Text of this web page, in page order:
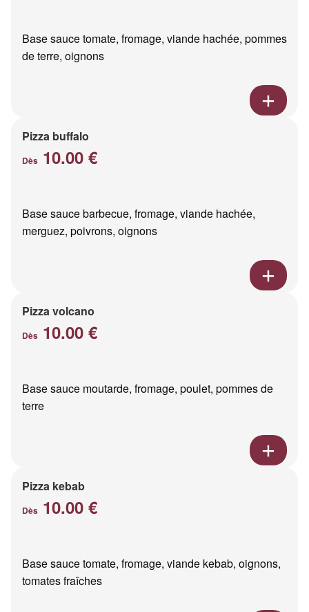
Base sauce tomate, fromage, viande hachée, pommes
de terre, oignons
Pizza buffalo
Dès 10.00 €
Base sauce barbecue, fromage, viande hachée,
merguez, poivrons, oignons
Pizza volcano
Dès 10.00 €
Base sauce moutarde, fromage, poulet, pommes de
terre
Pizza kebab
Dès 10.00 €
Base sauce tomate, fromage, viande kebab, oignons,
tomates fraîches